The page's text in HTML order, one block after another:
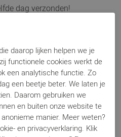
dag verzonden!
nar
daarop lijken helpen we je
functionele cookies werkt de
een analytische functie. Zo
een beetje beter. We laten je
Daarom gebruiken we
en buiten onze website te
manier. Meer weten?
en privacyverklaring. Klik